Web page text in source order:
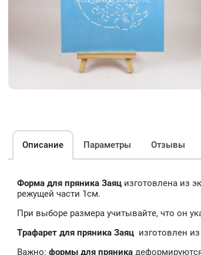
Описание Параметры Отзывы
Форма для пряника Заяц изготовлена из
режущей части 1см.
При выборе размера учитывайте, что он
Трафарет для пряника Заяц изготовлен
Важно: формы для пряника